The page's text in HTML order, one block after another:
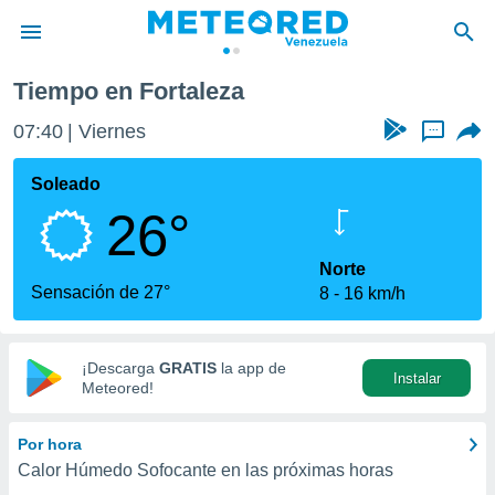
de
ha
calidad.
a este
las
y
digital
basada
Tiempo en Fortaleza
07:40 Viernes ...
Soleado
26°
Sensación de 27°
Norte
8
16 km/h
¡Descarga GRATIS la app de
Meteored!
Instalar
Por hora
Calor Húmedo Sofocante en las próximas horas